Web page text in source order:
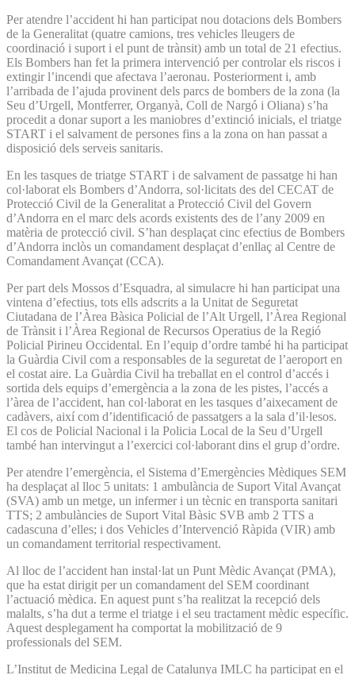
Per atendre l’accident hi han participat nou dotacions dels Bombers
de la Generalitat (quatre camions, tres vehicles lleugers de
coordinació i suport i el punt de trànsit) amb un total de 21 efectius.
Els Bombers han fet la primera intervenció per controlar els riscos i
extingir l’incendi que afectava l’aeronau. Posteriorment i, amb
l’arribada de l’ajuda provinent dels parcs de bombers de la zona (la
Seu d’Urgell, Montferrer, Organyà, Coll de Nargó i Oliana) s’ha
procedit a donar suport a les maniobres d’extinció inicials, el triatge
START i el salvament de persones fins a la zona on han passat a
disposició dels serveis sanitaris.
En les tasques de triatge START i de salvament de passatge hi han
col·laborat els Bombers d’Andorra, sol·licitats des del CECAT de
Protecció Civil de la Generalitat a Protecció Civil del Govern
d’Andorra en el marc dels acords existents des de l’any 2009 en
matèria de protecció civil. S’han desplaçat cinc efectius de Bombers
d’Andorra inclòs un comandament desplaçat d’enllaç al Centre de
Comandament Avançat (CCA).
Per part dels Mossos d’Esquadra, al simulacre hi han participat una
vintena d’efectius, tots ells adscrits a la Unitat de Seguretat
Ciutadana de l’Àrea Bàsica Policial de l’Alt Urgell, l’Àrea Regional
de Trànsit i l’Àrea Regional de Recursos Operatius de la Regió
Policial Pirineu Occidental. En l’equip d’ordre també hi ha participat
la Guàrdia Civil com a responsables de la seguretat de l’aeroport en
el costat aire. La Guàrdia Civil ha treballat en el control d’accés i
sortida dels equips d’emergència a la zona de les pistes, l’accés a
l’àrea de l’accident, han col·laborat en les tasques d’aixecament de
cadàvers, així com d’identificació de passatgers a la sala d’il·lesos.
El cos de Policial Nacional i la Policia Local de la Seu d’Urgell
també han intervingut a l’exercici col·laborant dins el grup d’ordre.
Per atendre l’emergència, el Sistema d’Emergències Mèdiques SEM
ha desplaçat al lloc 5 unitats: 1 ambulància de Suport Vital Avançat
(SVA) amb un metge, un infermer i un tècnic en transporta sanitari
TTS; 2 ambulàncies de Suport Vital Bàsic SVB amb 2 TTS a
cadascuna d’elles; i dos Vehicles d’Intervenció Ràpida (VIR) amb
un comandament territorial respectivament.
Al lloc de l’accident han instal·lat un Punt Mèdic Avançat (PMA),
que ha estat dirigit per un comandament del SEM coordinant
l’actuació mèdica. En aquest punt s’ha realitzat la recepció dels
malalts, s’ha dut a terme el triatge i el seu tractament mèdic específic.
Aquest desplegament ha comportat la mobilització de 9
professionals del SEM.
L’Institut de Medicina Legal de Catalunya IMLC ha participat en el